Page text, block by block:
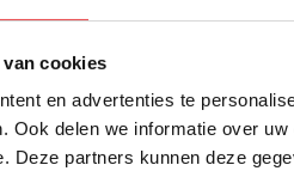
cookies
en advertenties te
Ook delen we informatie over
Deze partners kunnen deze
in onzeVeelgestelde